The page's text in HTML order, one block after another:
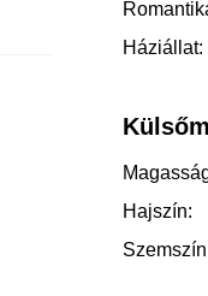
Háziállat:
Külsőm
Hajszín: